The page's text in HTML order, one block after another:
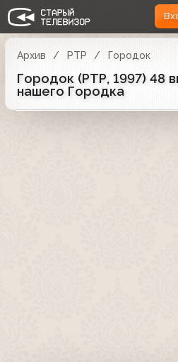
Архив РТР Городок
Городок (РТР, 1997) 48
нашего Городка